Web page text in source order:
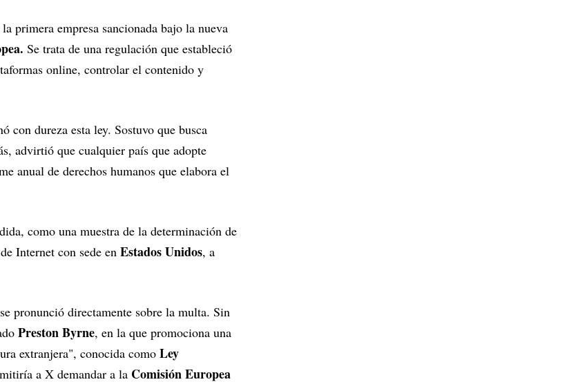
primera empresa sancionada bajo la nueva
Se trata de una regulación que estableció
online, controlar el contenido y
con dureza esta ley. Sostuvo que busca
advirtió que cualquier país que adopte
anual de derechos humanos que elabora el
como una muestra de la determinación de
Internet con sede en Estados Unidos, a
pronunció directamente sobre la multa. Sin
Preston Byrne, en la que promociona una
extranjera", conocida como Ley
a X demandar a la Comisión Europea